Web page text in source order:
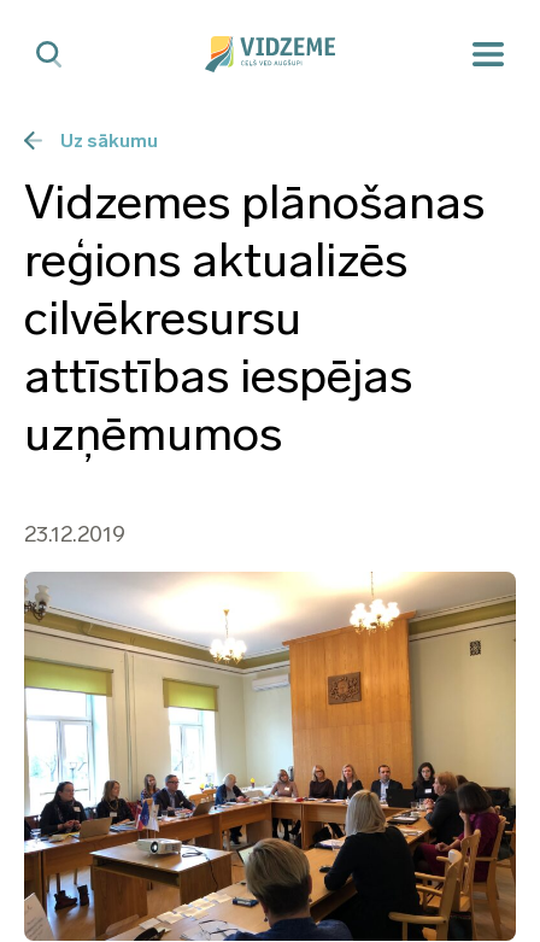
Uz sākumu
Vidzemes plānošanas
reģions aktualizēs
cilvēkresursu
attīstības iespējas
uzņēmumos
23.12.2019